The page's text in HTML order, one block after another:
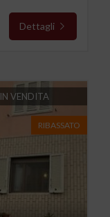
Dettagli
IN VENDITA
RIBASSATO